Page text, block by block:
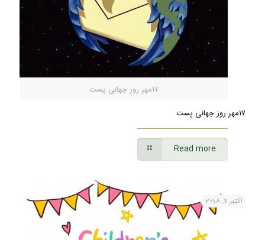
۱۷مهر روز جهانی پست
۱۷مهر روز جهانی پست
Read more
اکتبر 7, 2018